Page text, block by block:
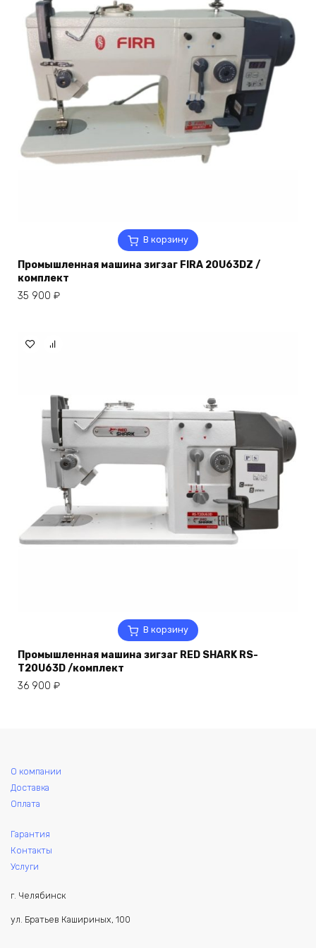
В корзину
Промышленная машина зигзаг FIRA 20U63DZ /
комплект
35 900 ₽
В корзину
Промышленная машина зигзаг RED SHARK RS-
T20U63D /комплект
36 900 ₽
О компании
Доставка
Оплата
Гарантия
Контакты
Услуги
г. Челябинск
ул. Братьев Кашириных, 100